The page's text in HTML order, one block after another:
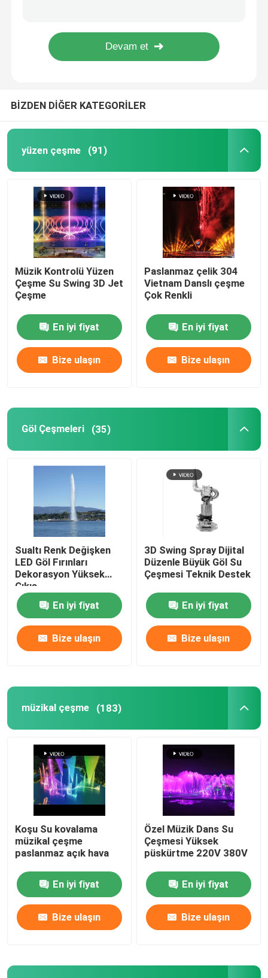
Yer Fırınları
çeşme projesi
su filmi ekranı
Salıncak çeşme
Atlayan Jet Çeşmesi
Çöplük Fırçası
Portatif çeşme
Şelale Çeşmeleri
karahindiba çeşmesi
high-tech outdoor garden water fountain
BİZDEN DİĞER KATEGORİLER
yüzen çeşme (91)
Müzik Kontrolü Yüzen
Çeşme Su Swing 3D Jet
Çeşme
En iyi fiyat
Bize ulaşın
Paslanmaz çelik 304
Vietnam Danslı çeşme
Çok Renkli
En iyi fiyat
Bize ulaşın
Göl Çeşmeleri (35)
Sualtı Renk Değişken
LED Göl Fırınları
Dekorasyon Yüksek
Çıkış
En iyi fiyat
Bize ulaşın
3D Swing Spray Dijital
Düzenle Büyük Göl Su
Çeşmesi Teknik Destek
En iyi fiyat
Bize ulaşın
müzikal çeşme (183)
Koşu Su kovalama
müzikal çeşme
paslanmaz açık hava
En iyi fiyat
Bize ulaşın
Özel Müzik Dans Su
Çeşmesi Yüksek
püskürtme 220V 380V
En iyi fiyat
Bize ulaşın